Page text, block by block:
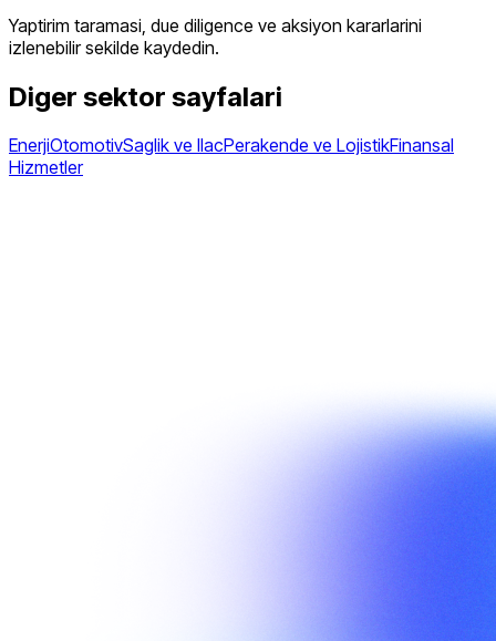
Yaptirim taramasi, due diligence ve aksiyon kararlarini
izlenebilir sekilde kaydedin.
Diger sektor sayfalari
EnerjiOtomotivSaglik ve IlacPerakende ve LojistikFinansal
Hizmetler